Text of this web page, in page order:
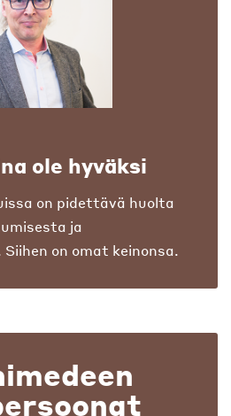
ole hyväksi
on pidettävä huolta
ja
on omat keinonsa.